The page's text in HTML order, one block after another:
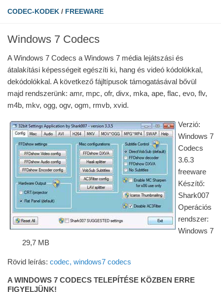
CODEC-KODEK / FREEWARE
Windows 7 Codecs
A Windows 7 Codecs a Windows 7 média lejátszási és
átalakítási képességeit egészíti ki, hang és videó kódolókkal,
dekódolókkal. A következő fájltípusok támogatásával bővül
majd rendszerünk: amr, mpc, ofr, divx, mka, ape, flac, evo, flv,
m4b, mkv, ogg, ogv, ogm, rmvb, xvid.
Verzió:
Windows 7
Codecs
3.6.3
freeware
Készítő:
Shark007
Operációs
rendszer:
Windows 7
29,7 MB
Rövid leírás: codec, windows7 codecs
A WINDOWS 7 CODECS TELEPÍTÉSE KÖZBEN ERRE
FIGYELJÜNK!